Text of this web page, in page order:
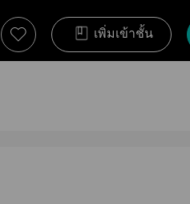
เพิ่มเข้าชั้น